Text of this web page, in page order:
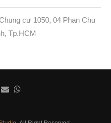
cư 1050, 04 Phan Chu
Tp.HCM